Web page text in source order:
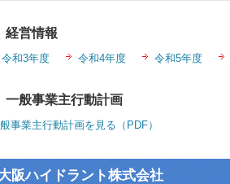
経営情報
令和3年度 令和4年度 令和5年度
一般事業主行動計画
事業主行動計画を見る（PDF）
阪ハイドラント株式会社